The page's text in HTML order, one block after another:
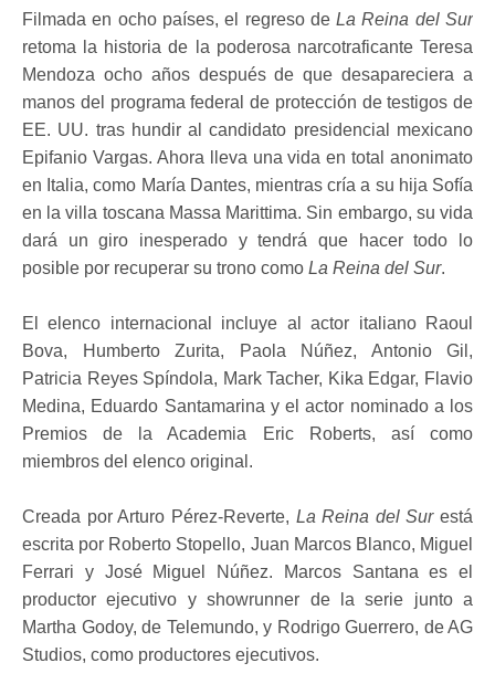
Filmada en ocho países, el regreso deLa Reina del Sur
retoma la historia de la poderosa narcotraficante Teresa
Mendoza ocho años después de que desapareciera a
manos del programa federal de protección de testigos de
EE. UU. tras hundir al candidato presidencial mexicano
Epifanio Vargas. Ahora lleva una vida en total anonimato
en Italia, como María Dantes, mientras cría a su hija Sofía
en la villa toscana Massa Marittima. Sin embargo, su vida
dará un giro inesperado y tendrá que hacer todo lo
posible por recuperar su trono como La Reina del Sur.
El elenco internacional incluye al actor italiano Raoul
Bova, Humberto Zurita, Paola Núñez, Antonio Gil,
Patricia Reyes Spíndola, Mark Tacher, Kika Edgar, Flavio
Medina, Eduardo Santamarina y el actor nominado a los
Premios de la Academia Eric Roberts, así como
miembros del elenco original.
Creada por Arturo Pérez-Reverte, La Reina del Surestá
escrita por Roberto Stopello, Juan Marcos Blanco, Miguel
Ferrari y José Miguel Núñez. Marcos Santana es el
productor ejecutivo y showrunner de la serie junto a
Martha Godoy, de Telemundo, y Rodrigo Guerrero, de AG
Studios, como productores ejecutivos.